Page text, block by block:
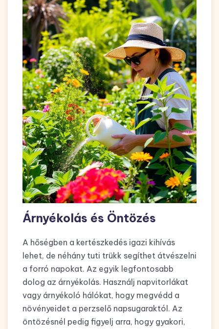
Árnyékolás és Öntözés
A hőségben a kertészkedés igazi kihívás
lehet, de néhány tuti trükk segíthet átvészelni
a forró napokat. Az egyik legfontosabb
dolog az árnyékolás. Használj napvitorlákat
vagy árnyékoló hálókat, hogy megvédd a
növényeidet a perzselő napsugaraktól. Az
öntözésnél pedig figyelj arra, hogy gyakori,